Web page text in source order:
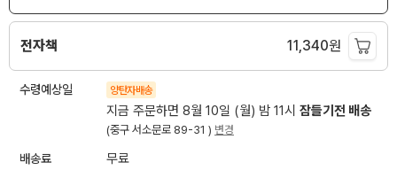
전자책 11,340원
수령예상일 양탄자배송
지금 주문하면 8월 10일 (월) 밤 11시 잠들기전 배송
(중구 서소문로 89-31 ) 변경
배송료
무료